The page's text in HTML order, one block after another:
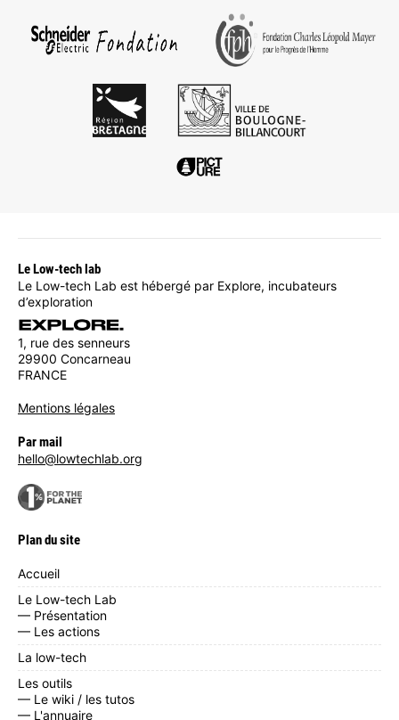
Le Low-tech lab
Le Low-tech Lab est hébergé par Explore, incubateurs
d’exploration
1, rue des senneurs
29900 Concarneau
FRANCE
Mentions légales
Par mail
hello@lowtechlab.org
Plan du site
Accueil
Le Low-tech Lab
— Présentation
— Les actions
La low-tech
Les outils
— Le wiki / les tutos
— L'annuaire